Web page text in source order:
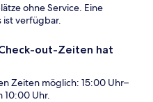
ohne Service. Eine
ist verfügbar.
out-Zeiten hat
Zeiten möglich: 15:00 Uhr–
10:00 Uhr.